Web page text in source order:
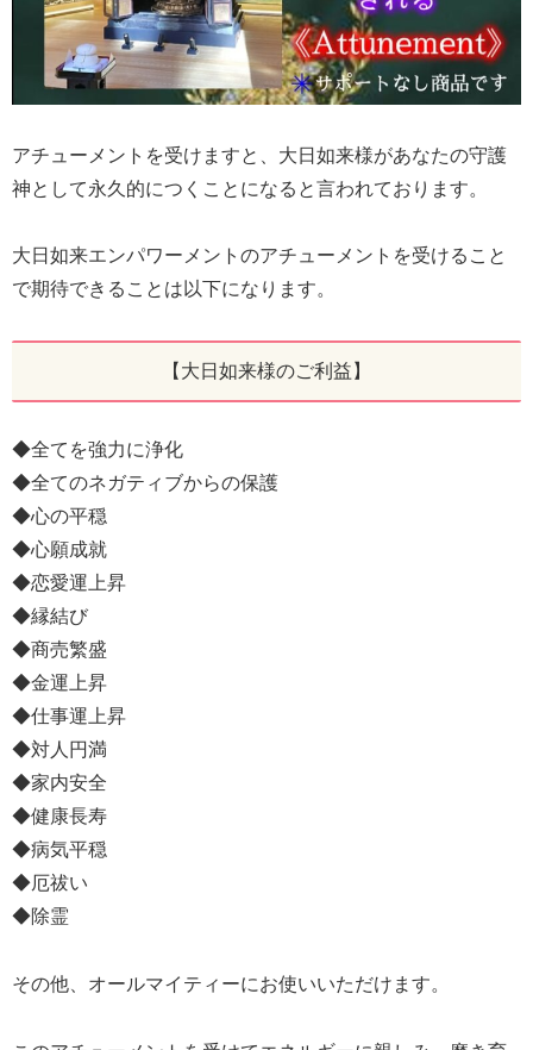
アチューメントを受けますと、大日如来様があなたの守護
神として永久的につくことになると言われております。
大日如来エンパワーメントのアチューメントを受けること
で期待できることは以下になります。
【大日如来様のご利益】
◆全てを強力に浄化
◆全てのネガティブからの保護
◆心の平穏
◆心願成就
◆恋愛運上昇
◆縁結び
◆商売繁盛
◆金運上昇
◆仕事運上昇
◆対人円満
◆家内安全
◆健康長寿
◆病気平穏
◆厄祓い
◆除霊
その他、オールマイティーにお使いいただけます。